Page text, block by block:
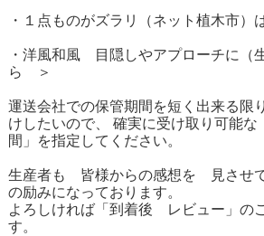
・１点ものがズラリ（ネット植木市
・洋風和風 目隠しやアプローチに（
ら ＞
運送会社での保管期間を短く出来る限
けしたいので、 確実に受け取り可能な
間」を指定してください。
生産者も 皆様からの感想を 見させ
の励みになっております。
よろしければ「到着後 レビュー」の
す。